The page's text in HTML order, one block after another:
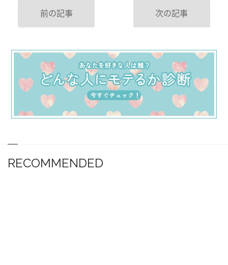
前の記事 次の記事
RECOMMENDED